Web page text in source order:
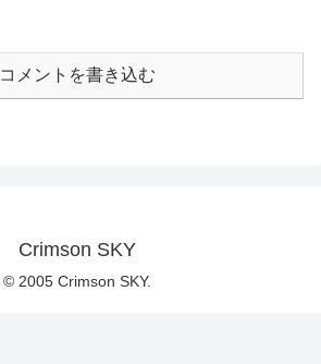
コメントを書き込む
Crimson SKY
© 2005 Crimson SKY.